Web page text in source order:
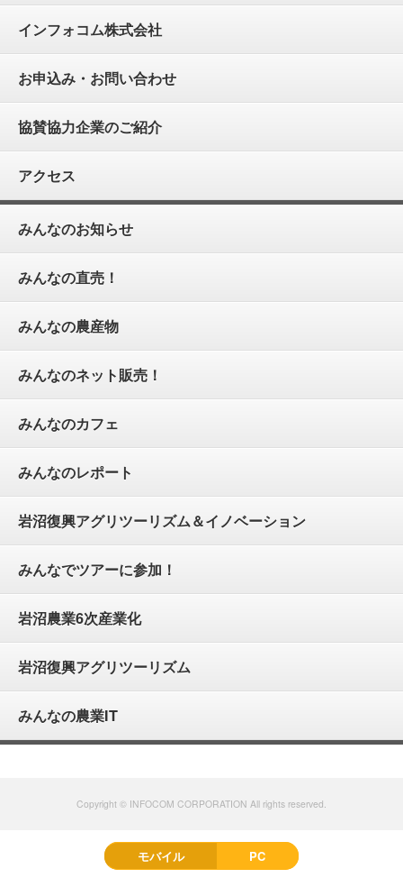
インフォコム株式会社
お申込み・お問い合わせ
協賛協力企業のご紹介
アクセス
みんなのお知らせ
みんなの直売！
みんなの農産物
みんなのネット販売！
みんなのカフェ
みんなのレポート
岩沼復興アグリツーリズム＆イノベーション
みんなでツアーに参加！
岩沼農業6次産業化
岩沼復興アグリツーリズム
みんなの農業IT
Copyright © INFOCOM CORPORATION All rights reserved.
モバイル PC